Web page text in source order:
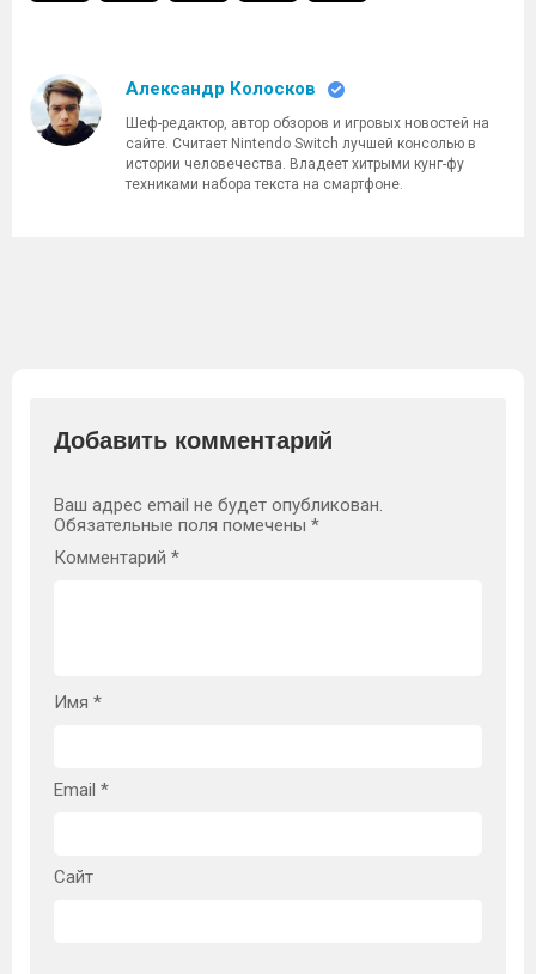
Александр Колосков
Шеф-редактор, автор обзоров и игровых новостей на
сайте. Считает Nintendo Switch лучшей консолью в
истории человечества. Владеет хитрыми кунг-фу
техниками набора текста на смартфоне.
Добавить комментарий
Ваш адрес email не будет опубликован.
Обязательные поля помечены *
Комментарий *
Имя *
Email *
Сайт